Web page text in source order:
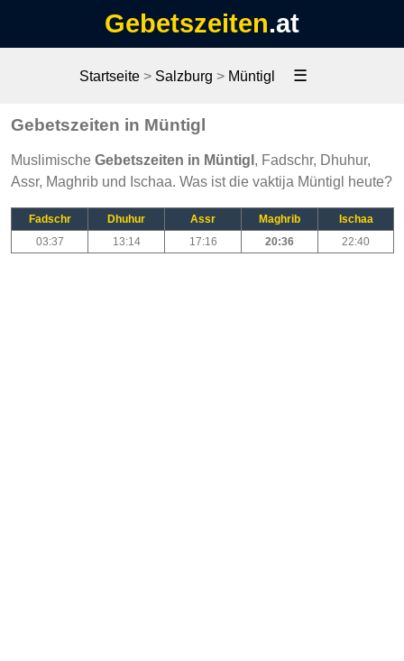
Gebetszeiten.at
Startseite> Salzburg > Müntigl ☰
Gebetszeiten in Müntigl
Muslimische Gebetszeiten in Müntigl , Fadschr, Dhuhur,
Assr, Maghrib und Ischaa. Was ist die vaktija Müntigl heute?
Fadschr Dhuhur Assr Maghrib
Ischaa
03:37
13:14 17:16 20:36 22:40